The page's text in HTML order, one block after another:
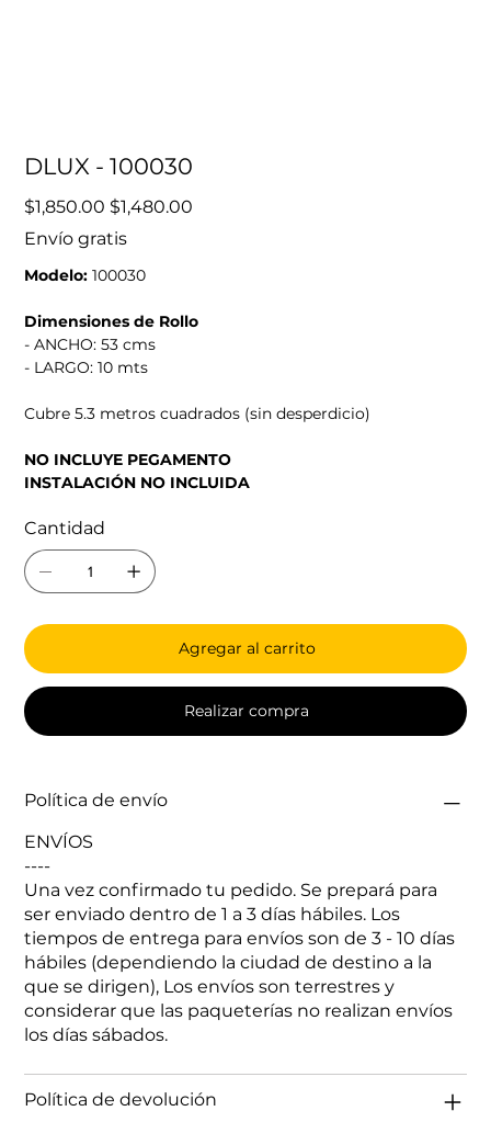
DLUX - 100030
Precio
original
$1,850.00 Precio
de
$1,480.00
Envío gratis
Modelo: 100030
Dimensiones de Rollo
- ANCHO: 53 cms
- LARGO: 10 mts
Cubre 5.3 metros cuadrados (sin desperdicio)
NO INCLUYE PEGAMENTO
INSTALACIÓN NO INCLUIDA
Cantidad
Agregar al carrito
Realizar compra
Política de envío
ENVÍOS
----
Una vez confirmado tu pedido. Se prepará para
ser enviado dentro de 1 a 3 días hábiles. Los
tiempos de entrega para envíos son de 3 - 10 días
hábiles (dependiendo la ciudad de destino a la
que se dirigen), Los envíos son terrestres y
considerar que las paqueterías no realizan envíos
los días sábados.
Política de devolución